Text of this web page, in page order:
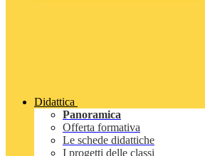
Didattica
Panoramica
Offerta formativa
Le schede didattiche
I progetti delle classi